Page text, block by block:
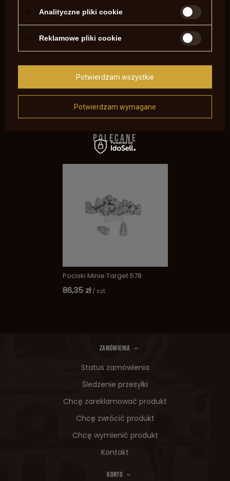
Pozdrawiamy i zapraszamy do wypróbowania w/w produktów.
Saguaro-Arms Team
POLECANE
Pociski Minie Target 578
86,35 zł / szt.
ZAMÓWIENIA
Status zamówienia
Śledzenie przesyłki
Chcę zareklamować produkt
Chcę zwrócić produkt
Chcę wymienić produkt
Kontakt
KONTO
Analityczne pliki cookie
Reklamowe pliki cookie
Potwierdzam wymagane
Potwierdzam wszystkie